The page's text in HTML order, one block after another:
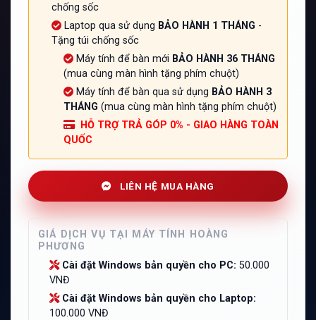
chống sốc
Laptop qua sử dụng BẢO HÀNH 1 THÁNG -
Tặng túi chống sốc
Máy tính để bàn mới BẢO HÀNH 36 THÁNG
(mua cùng màn hình tặng phím chuột)
Máy tính để bàn qua sử dụng BẢO HÀNH 3
THÁNG (mua cùng màn hình tặng phím chuột)
HỖ TRỢ TRẢ GÓP 0% - GIAO HÀNG TOÀN
QUỐC
LIÊN HỆ MUA HÀNG
GIÁ DỊCH VỤ TẠI MÁY TÍNH HOÀNG
PHƯƠNG
Cài đặt Windows bản quyền cho PC: 50.000
VNĐ
Cài đặt Windows bản quyền cho Laptop:
100.000 VNĐ